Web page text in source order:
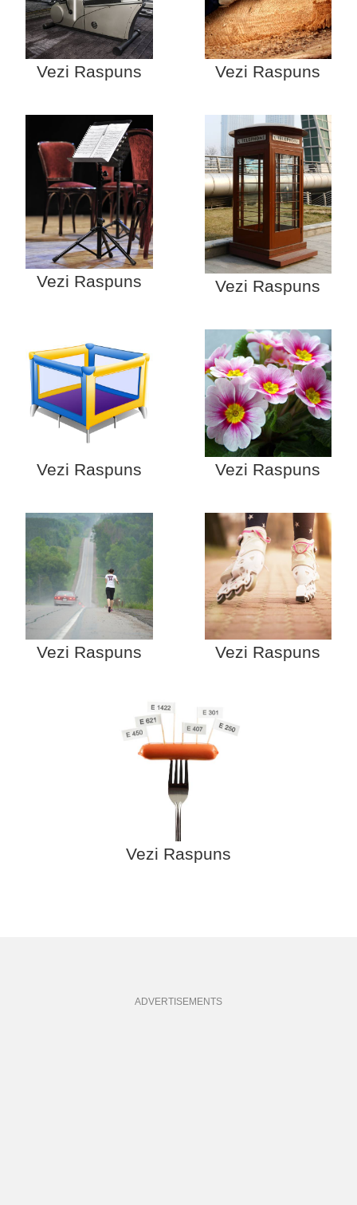
Vezi Raspuns Vezi Raspuns
Vezi Raspuns Vezi Raspuns
Vezi Raspuns Vezi Raspuns
Vezi Raspuns Vezi Raspuns
Vezi Raspuns
ADVERTISEMENTS